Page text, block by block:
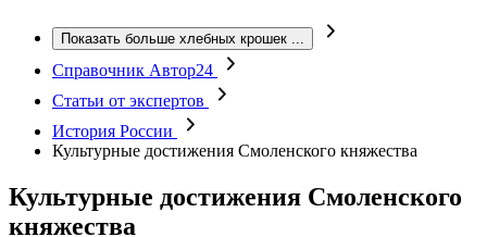
Показать больше хлебных крошек ...
Справочник Автор24
Статьи от экспертов
История России
Культурные достижения Смоленского княжества
Культурные достижения Смоленского
княжества